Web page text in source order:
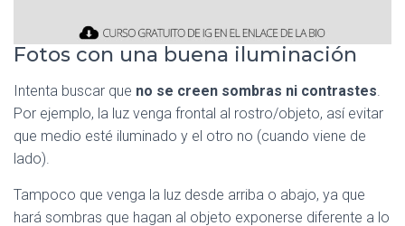
Fotos con una buena iluminación
Intenta buscar que no se creen sombras ni contrastes.
Por ejemplo, la luz venga frontal al rostro/objeto, así evitar
que medio esté iluminado y el otro no (cuando viene de
lado).
Tampoco que venga la luz desde arriba o abajo, ya que
hará sombras que hagan al objeto exponerse diferente a lo